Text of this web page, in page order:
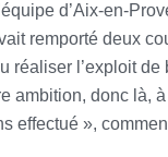
d’Aix-en-
remporté deux
l’exploit
ambition, donc
effectué »,